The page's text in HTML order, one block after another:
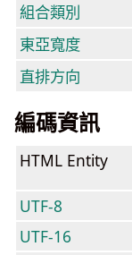
組合類別
東亞寬度
直排方向
編碼資訊
HTML Entity
UTF-8
UTF-16